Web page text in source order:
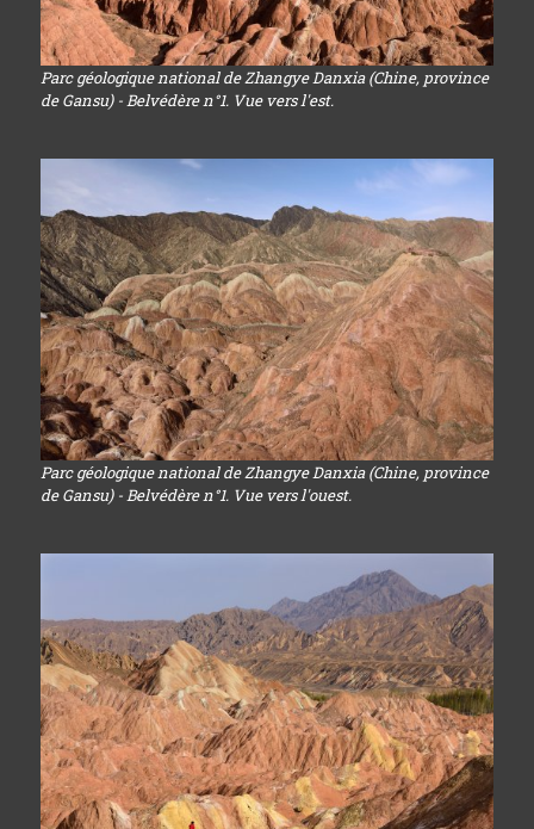
Parc géologique national de Zhangye Danxia (Chine, province
de Gansu) - Belvédère n°1. Vue vers l'est.
Parc géologique national de Zhangye Danxia (Chine, province
de Gansu) - Belvédère n°1. Vue vers l'ouest.